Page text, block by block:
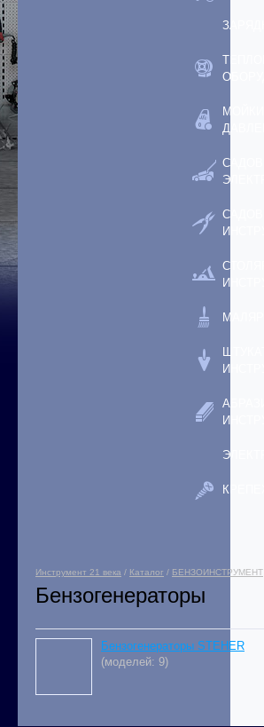
Инструмент 21 века / Каталог / БЕНЗОИНСТРУМЕНТ
Бензогенераторы
Бензогенераторы STEHER
(моделей: 9)